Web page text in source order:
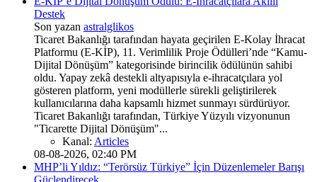
Destek
Son yazan astralglikos
Ticaret Bakanlığı tarafından hayata geçirilen E-Kolay İhracat
Platformu (E-KİP), 11. Verimlilik Proje Ödülleri’nde “Kamu-
Dijital Dönüşüm” kategorisinde birincilik ödülünün sahibi
oldu. Yapay zekâ destekli altyapısıyla e-ihracatçılara yol
gösteren platform, yeni modüllerle sürekli geliştirilerek
kullanıcılarına daha kapsamlı hizmet sunmayı sürdürüyor.
Ticaret Bakanlığı tarafından, Türkiye Yüzyılı vizyonunun
"Ticarette Dijital Dönüşüm"...
Kanal: Articles
08-08-2026, 02:40 PM
MHP’li Yıldız: “Terörsüz Türkiye” İçin Düzenlemeler Barışı